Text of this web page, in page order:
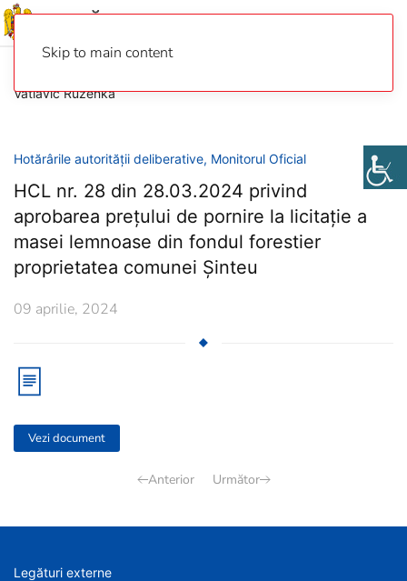
Skip to main content
Vatlavic Ruzenka
Hotărârile autorității deliberative, Monitorul Oficial
HCL nr. 28 din 28.03.2024 privind
aprobarea prețului de pornire la licitație a
masei lemnoase din fondul forestier
proprietatea comunei Șinteu
09 aprilie, 2024
Vezi document
Anterior Următor
Legături externe